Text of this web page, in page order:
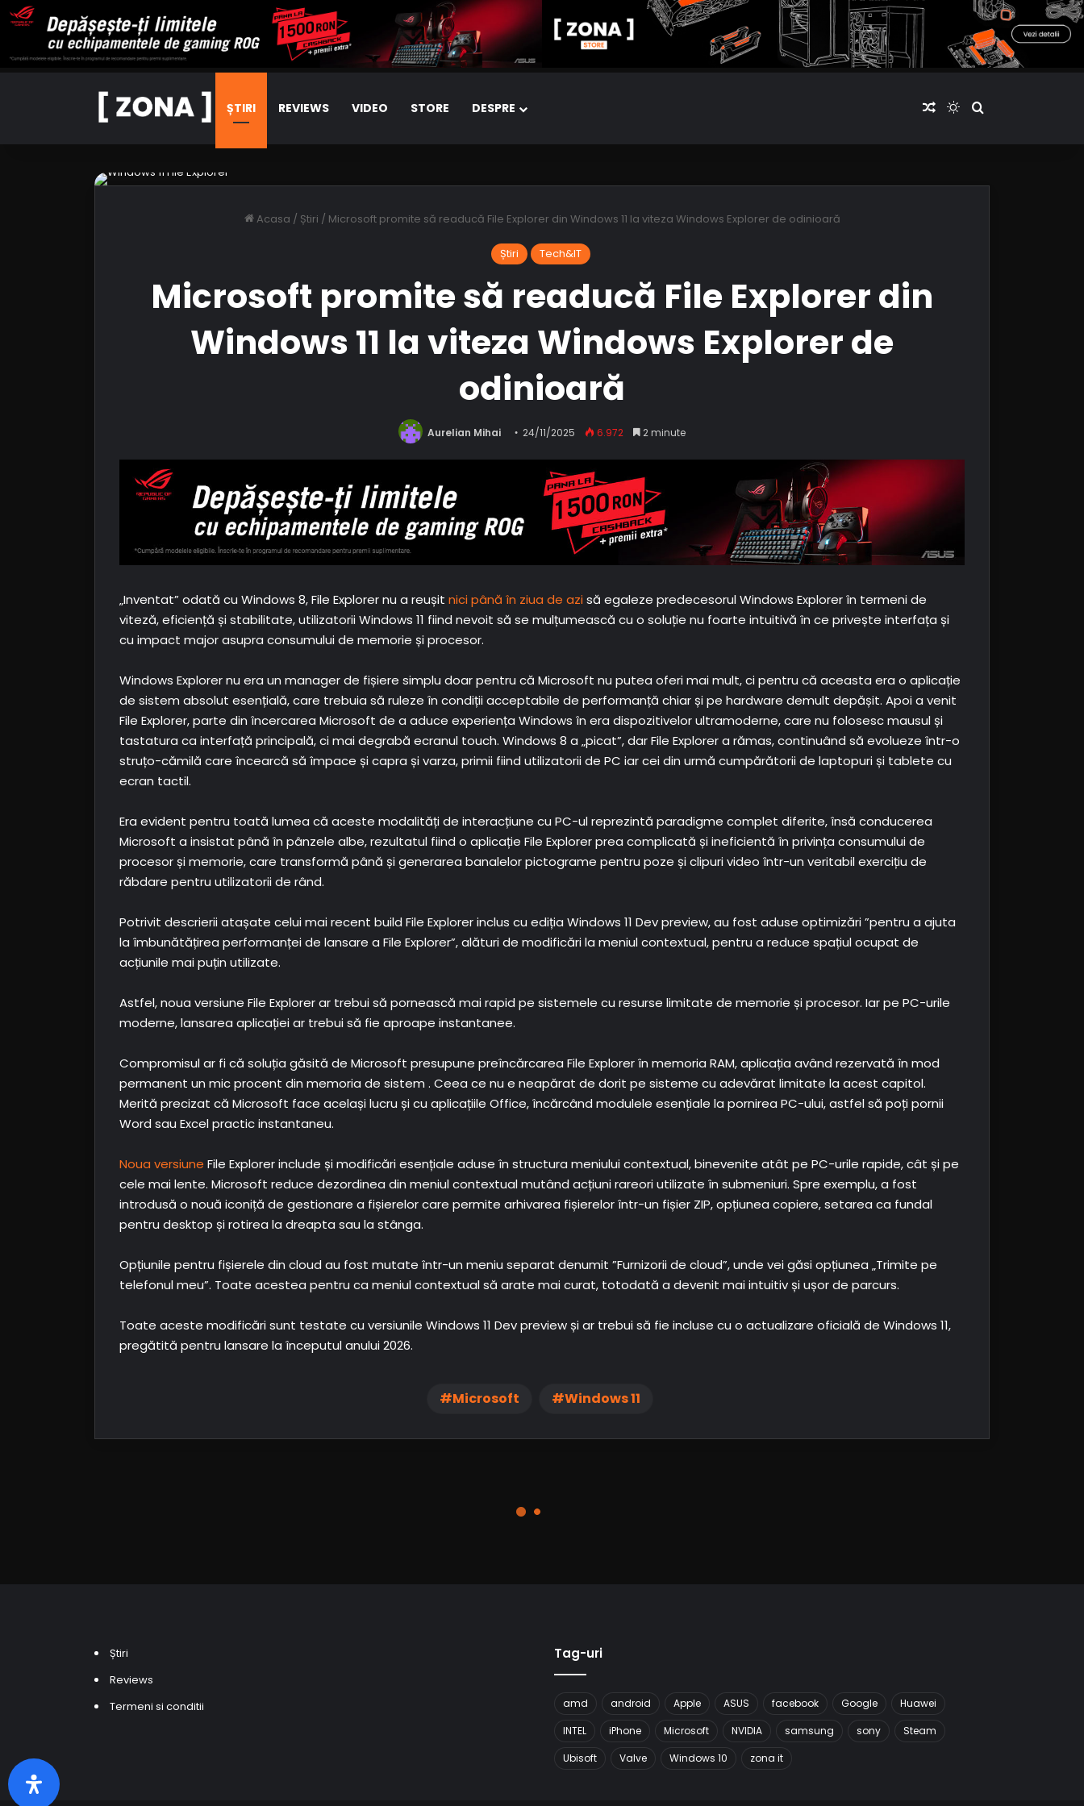
ȘTIRI REVIEWS VIDEO STORE DESPRE Articol aleatoriu
Switch skin
Cauta articole
Acasa / Știri / Microsoft promite să readucă File Explorer din Windows 11 la viteza Windows Explorer de odinioară
Știri Tech&IT
Microsoft promite să readucă File Explorer din
Windows 11 la viteza Windows Explorer de
odinioară
Aurelian Mihai 24/11/2025 6.972 2 minute
„Inventat” odată cu Windows 8, File Explorer nu a reușit nici până în ziua de azisă egaleze predecesorul Windows Explorer în termeni de
viteză, eficiență și stabilitate, utilizatorii Windows 11 fiind nevoit să se mulțumească cu o soluție nu foarte intuitivă în ce privește interfața și
cu impact major asupra consumului de memorie și procesor.
Windows Explorer nu era un manager de fișiere simplu doar pentru că Microsoft nu putea oferi mai mult, ci pentru că aceasta era o aplicație
de sistem absolut esențială, care trebuia să ruleze în condiții acceptabile de performanță chiar și pe hardware demult depășit. Apoi a venit
File Explorer, parte din încercarea Microsoft de a aduce experiența Windows în era dispozitivelor ultramoderne, care nu folosesc mausul și
tastatura ca interfață principală, ci mai degrabă ecranul touch. Windows 8 a „picat”, dar File Explorer a rămas, continuând să evolueze într-o
struțo-cămilă care încearcă să împace și capra și varza, primii fiind utilizatorii de PC iar cei din urmă cumpărătorii de laptopuri și tablete cu
ecran tactil.
Era evident pentru toată lumea că aceste modalități de interacțiune cu PC-ul reprezintă paradigme complet diferite, însă conducerea
Microsoft a insistat până în pânzele albe, rezultatul fiind o aplicație File Explorer prea complicată și ineficientă în privința consumului de
procesor și memorie, care transformă până și generarea banalelor pictograme pentru poze și clipuri video într-un veritabil exercițiu de
răbdare pentru utilizatorii de rând.
Potrivit descrierii atașate celui mai recent build File Explorer inclus cu ediția Windows 11 Dev preview, au fost aduse optimizări ”pentru a ajuta
la îmbunătățirea performanței de lansare a File Explorer”, alături de modificări la meniul contextual, pentru a reduce spațiul ocupat de
acțiunile mai puțin utilizate.
Astfel, noua versiune File Explorer ar trebui să pornească mai rapid pe sistemele cu resurse limitate de memorie și procesor. Iar pe PC-urile
moderne, lansarea aplicației ar trebui să fie aproape instantanee.
Compromisul ar fi că soluția găsită de Microsoft presupune preîncărcarea File Explorer în memoria RAM, aplicația având rezervată în mod
permanent un mic procent din memoria de sistem . Ceea ce nu e neapărat de dorit pe sisteme cu adevărat limitate la acest capitol.
Merită precizat că Microsoft face același lucru și cu aplicațiile Office, încărcând modulele esențiale la pornirea PC-ului, astfel să poți pornii
Word sau Excel practic instantaneu.
Noua versiune File Explorer include și modificări esențiale aduse în structura meniului contextual, binevenite atât pe PC-urile rapide, cât și pe
cele mai lente. Microsoft reduce dezordinea din meniul contextual mutând acțiuni rareori utilizate în submeniuri. Spre exemplu, a fost
introdusă o nouă iconiță de gestionare a fișierelor care permite arhivarea fișierelor într-un fișier ZIP, opțiunea copiere, setarea ca fundal
pentru desktop și rotirea la dreapta sau la stânga.
Opțiunile pentru fișierele din cloud au fost mutate într-un meniu separat denumit ”Furnizorii de cloud”, unde vei găsi opțiunea „Trimite pe
telefonul meu”. Toate acestea pentru ca meniul contextual să arate mai curat, totodată a devenit mai intuitiv și ușor de parcurs.
Toate aceste modificări sunt testate cu versiunile Windows 11 Dev preview și ar trebui să fie incluse cu o actualizare oficială de Windows 11,
pregătită pentru lansare la începutul anului 2026.
Microsoft Windows 11
Știri
Reviews
Termeni si conditii
Tag-uri
amd android Apple ASUS facebook Google
Huawei
INTEL
iPhone Microsoft NVIDIA samsung sony
Steam
Ubisoft
Valve Windows 10 zona it